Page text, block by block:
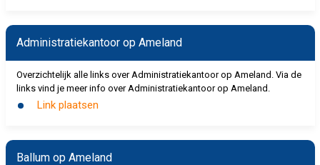
Administratiekantoor op Ameland
Overzichtelijk alle links over Administratiekantoor op Ameland. Via de
links vind je meer info over Administratiekantoor op Ameland.
Link plaatsen
Ballum op Ameland